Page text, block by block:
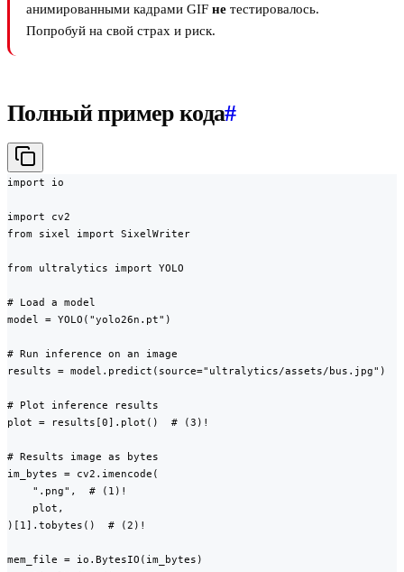
анимированными кадрами GIF не тестировалось.
Попробуй на свой страх и риск.
Полный пример кода#
import io
import cv2
from sixel import SixelWriter
from ultralytics import YOLO
# Load a model
model = YOLO("yolo26n.pt")
# Run inference on an image
results = model.predict(source="ultralytics/assets/bus.jpg")
# Plot inference results
plot = results[0].plot()  # (3)!
# Results image as bytes
im_bytes = cv2.imencode(
    ".png",  # (1)!
    plot,
)[1].tobytes()  # (2)!
mem_file = io.BytesIO(im_bytes)